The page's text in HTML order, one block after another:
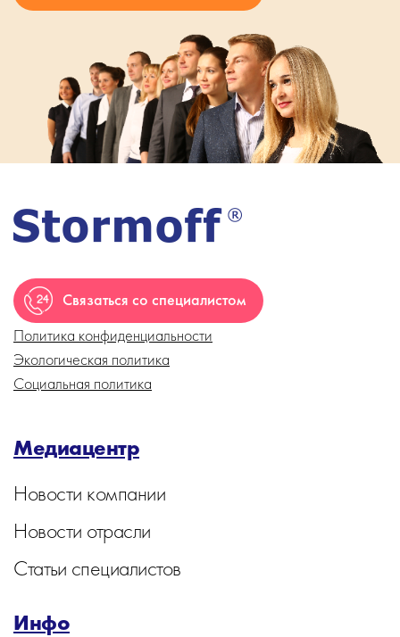
Связаться со специалистом
Политика конфиденциальности
Экологическая политика
Социальная политика
Медиацентр
Новости компании
Новости отрасли
Статьи специалистов
Инфо